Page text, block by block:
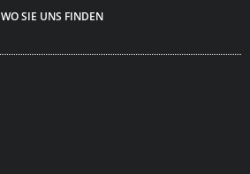
WO SIE UNS FINDEN